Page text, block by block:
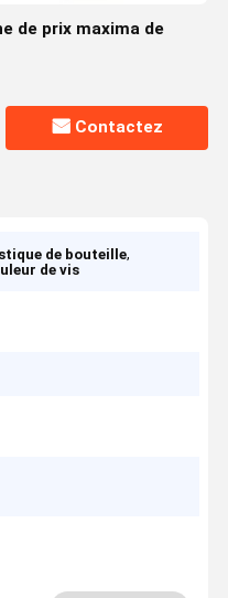
de prix maxima de
Contactez
de bouteille,
de vis